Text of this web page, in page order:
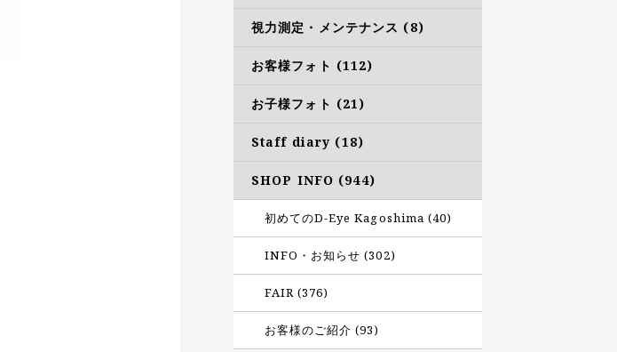
視力測定・メンテナンス (8)
お客様フォト (112)
お子様フォト (21)
Staff diary (18)
SHOP INFO (944)
初めてのD-Eye Kagoshima (40)
INFO・お知らせ (302)
FAIR (376)
お客様のご紹介 (93)